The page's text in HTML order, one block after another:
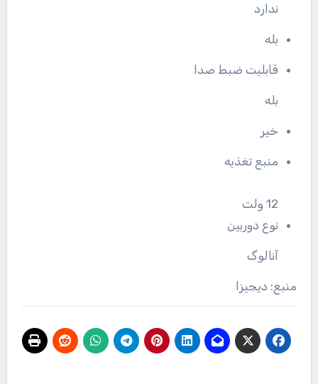
ندارد
بله
قابلیت ضبط صدا
بله
خیر
منبع تغذیه
12 ولت
نوع دوربین
آنالوگ
منبع: دیجیزا